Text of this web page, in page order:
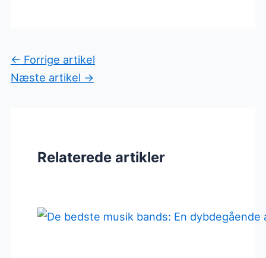
← Forrige artikel
Næste artikel →
Relaterede artikler